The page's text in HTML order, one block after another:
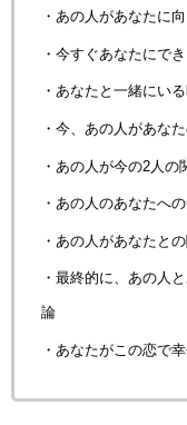
・あの人があなたに
・今すぐあなたにで
・あなたと一緒にい
・今、あの人があな
・あの人が今の2人の
・あの人のあなたへ
・あの人があなたと
・最終的に、あの人
論
・あなたがこの恋で